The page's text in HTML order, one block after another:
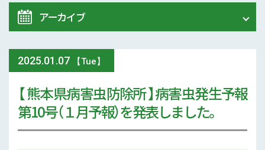
2025.01.07 【Tue】
【 熊本県病害虫防除所 】病害虫発生予報
第10号（１月予報）を発表しました。
令和8年 熊本地震関連情報
農業大学校
スマート農業
アーカイブ
2026年 (74)
2025年 (107)
2024年 (125)